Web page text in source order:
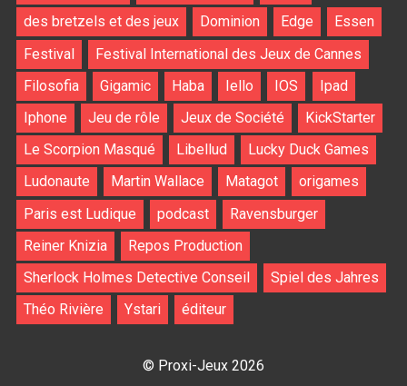
des bretzels et des jeux
Dominion Edge
Essen
Festival
Festival International des Jeux de Cannes
Filosofia
Gigamic Haba Iello IOS
Ipad
Iphone
Jeu de rôle Jeux de Société
KickStarter
Le Scorpion Masqué
Libellud
Lucky Duck Games
Ludonaute
Martin Wallace Matagot
origames
Paris est Ludique
podcast
Ravensburger
Reiner Knizia
Repos Production
Sherlock Holmes Detective Conseil
Spiel des Jahres
Théo Rivière
Ystari éditeur
© Proxi-Jeux 2026